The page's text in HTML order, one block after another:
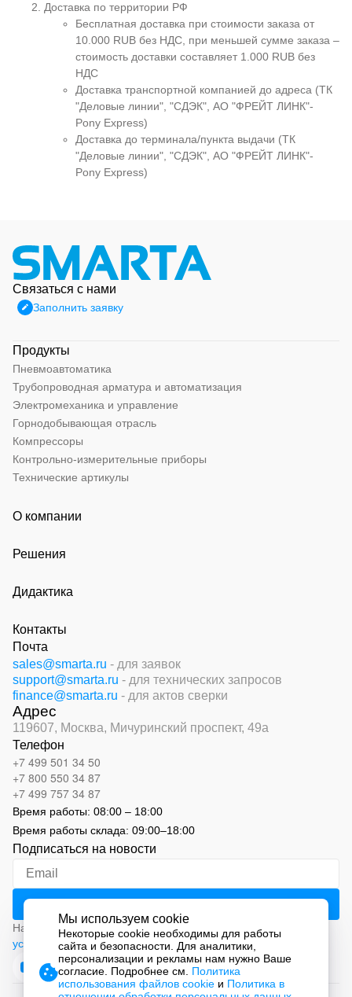
Доставка по территории РФ
Бесплатная доставка при стоимости заказа от
10.000 RUB без НДС, при меньшей сумме заказа –
стоимость доставки составляет 1.000 RUB без
НДС
Доставка транспортной компанией до адреса (ТК
"Деловые линии", "СДЭК", АО "ФРЕЙТ ЛИНК"-
Pony Express)
Доставка до терминала/пункта выдачи (ТК
"Деловые линии", "СДЭК", АО "ФРЕЙТ ЛИНК"-
Pony Express)
Связаться с нами
Заполнить заявку
Продукты
Пневмоавтоматика
Трубопроводная арматура и автоматизация
Электромеханика и управление
Горнодобывающая отрасль
Компрессоры
Контрольно-измерительные приборы
Технические артикулы
О компании
Решения
Дидактика
Контакты
Почта
sales@smarta.ru - для заявок
support@smarta.ru - для технических запросов
finance@smarta.ru - для актов сверки
Адрес
119607, Москва, Мичуринский проспект, 49а
Телефон
+7 499 501 34 50
+7 800 550 34 87
+7 499 757 34 87
Время работы: 08:00 – 18:00
Время работы склада: 09:00–18:00
Подписаться на новости
Нажимая на кнопку «Подписаться», вы соглашаетесь с
условиями обработки персональных данных
Мы используем cookie
Некоторые cookie необходимы для работы
сайта и безопасности. Для аналитики,
персонализации и рекламы нам нужно Ваше
согласие. Подробнее см. Политика
использования файлов cookie и Политика в